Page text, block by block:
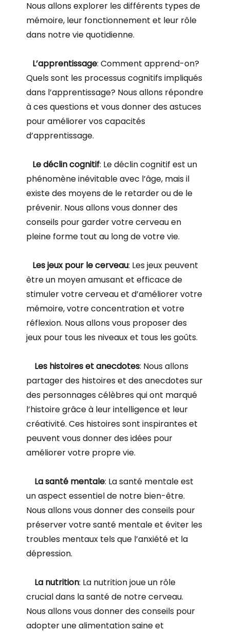
Nous allons explorer les différents types de
mémoire, leur fonctionnement et leur rôle
dans notre vie quotidienne.
L’apprentissage: Comment apprend-on?
Quels sont les processus cognitifs impliqués
dans l’apprentissage? Nous allons répondre
à ces questions et vous donner des astuces
pour améliorer vos capacités
d’apprentissage.
Le déclin cognitif: Le déclin cognitif est un
phénomène inévitable avec l’âge, mais il
existe des moyens de le retarder ou de le
prévenir. Nous allons vous donner des
conseils pour garder votre cerveau en
pleine forme tout au long de votre vie.
Les jeux pour le cerveau: Les jeux peuvent
être un moyen amusant et efficace de
stimuler votre cerveau et d’améliorer votre
mémoire, votre concentration et votre
réflexion. Nous allons vous proposer des
jeux pour tous les niveaux et tous les goûts.
Les histoires et anecdotes: Nous allons
partager des histoires et des anecdotes sur
des personnages célèbres qui ont marqué
l’histoire grâce à leur intelligence et leur
créativité. Ces histoires sont inspirantes et
peuvent vous donner des idées pour
améliorer votre propre vie.
La santé mentale: La santé mentale est
un aspect essentiel de notre bien-être.
Nous allons vous donner des conseils pour
préserver votre santé mentale et éviter les
troubles mentaux tels que l’anxiété et la
dépression.
La nutrition: La nutrition joue un rôle
crucial dans la santé de notre cerveau.
Nous allons vous donner des conseils pour
adopter une alimentation saine et